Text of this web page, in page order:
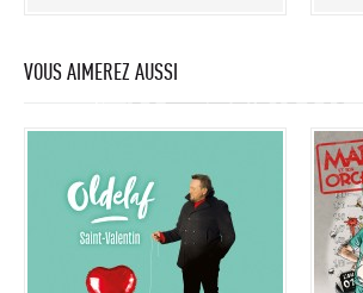
VOUS AIMEREZ AUSSI